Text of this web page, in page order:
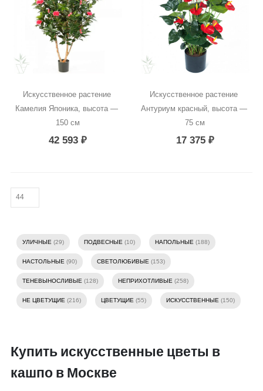
Искусственное растение
Камелия Японика, высота —
150 см
42 593₽
Искусственное растение
Антуриум красный, высота —
75 см
17 375 ₽
УЛИЧНЫЕ (29) ПОДВЕСНЫЕ (10) НАПОЛЬНЫЕ (188)
НАСТОЛЬНЫЕ (90) СВЕТОЛЮБИВЫЕ (153)
ТЕНЕВЫНОСЛИВЫЕ (128) НЕПРИХОТЛИВЫЕ (258)
НЕ ЦВЕТУЩИЕ (216) ЦВЕТУЩИЕ (55) ИСКУССТВЕННЫЕ (150)
Купить искусственные цветы в
кашпо в Москве